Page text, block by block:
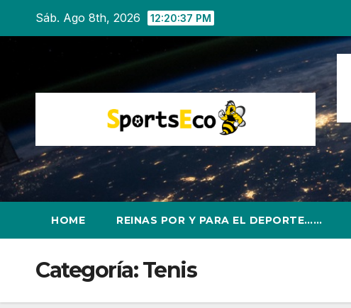
contenido
Sáb. Ago 8th, 2026 12:20:38 PM
HOME REINAS POR Y PARA EL DEPORTE……
Categoría:Tenis